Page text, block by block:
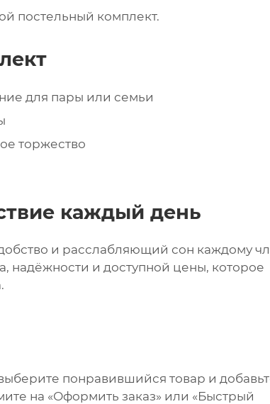
постельный комплект.
для пары или семьи
торжество
каждый день
и расслабляющий сон каждому
надёжности и доступной цены, которое
понравившийся товар и
на «Оформить заказ» или «Быстрый